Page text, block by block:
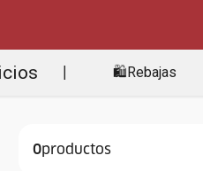
🛍️Rebajas
0